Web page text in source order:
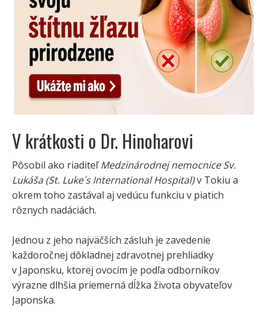
V krátkosti o Dr. Hinoharovi
Pôsobil ako riaditeľMedzinárodnej nemocnice Sv.
Lukáša (St. Luke´s International Hospital)v Tokiu a
okrem toho zastával aj vedúcu funkciu v piatich
rôznych nadáciách.
Jednou z jeho najväčších zásluh je zavedenie
každoročnej dôkladnej zdravotnej prehliadky
v Japonsku, ktorej ovocím je podľa odborníkov
výrazne dlhšia priemerná dĺžka života obyvateľov
Japonska.